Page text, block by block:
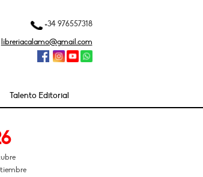
+34 976557318
libreriacalamo@gmail.com
Talento Editorial